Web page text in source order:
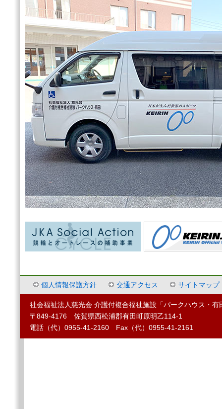
個人情報保護方針 交通アクセス サイトマップ
社会福祉法人慈光会 介護付複合福祉施設「パークハウス・有
〒849-4176 佐賀県西松浦郡有田町原明乙114-1
電話（代）0955-41-2160 Fax（代）0955-41-2161